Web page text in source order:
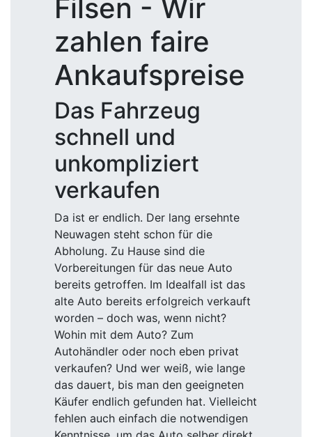
Filsen - Wir
zahlen faire
Ankaufspreise
Das Fahrzeug
schnell und
unkompliziert
verkaufen
Da ist er endlich. Der lang ersehnte
Neuwagen steht schon für die
Abholung. Zu Hause sind die
Vorbereitungen für das neue Auto
bereits getroffen. Im Idealfall ist das
alte Auto bereits erfolgreich verkauft
worden – doch was, wenn nicht?
Wohin mit dem Auto? Zum
Autohändler oder noch eben privat
verkaufen? Und wer weiß, wie lange
das dauert, bis man den geeigneten
Käufer endlich gefunden hat. Vielleicht
fehlen auch einfach die notwendigen